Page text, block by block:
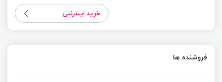
خرید اینترنتی
فروشنده ها